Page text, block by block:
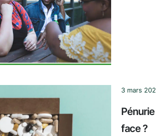
3 mars
face ?